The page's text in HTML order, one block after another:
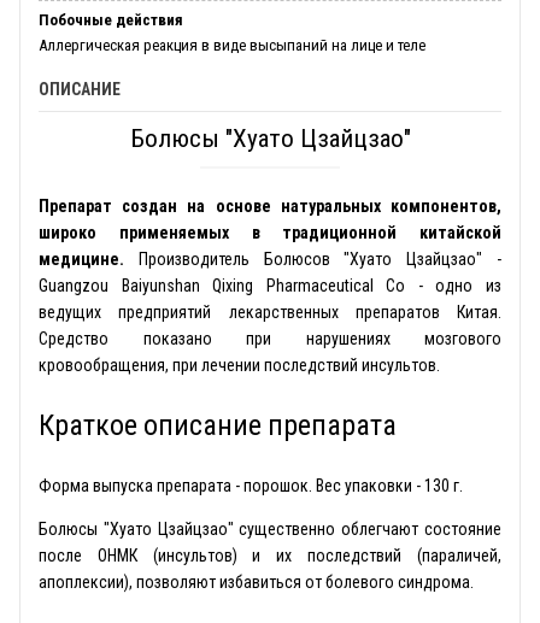
Побочные действия
Аллергическая реакция в виде высыпаний на лице и теле
ОПИСАНИЕ
Болюсы "Хуато Цзайцзао"
Препарат создан на основе натуральных компонентов,
широко применяемых в традиционной китайской
медицине. Производитель Болюсов "Хуато Цзайцзао" -
Guangzou Baiyunshan Qixing Pharmaceutical Co - одно из
ведущих предприятий лекарственных препаратов Китая.
Средство показано при нарушениях мозгового
кровообращения, при лечении последствий инсультов.
Краткое описание препарата
Форма выпуска препарата - порошок. Вес упаковки - 130 г.
Болюсы "Хуато Цзайцзао" существенно облегчают состояние
после ОНМК (инсультов) и их последствий (параличей,
апоплексии), позволяют избавиться от болевого синдрома.